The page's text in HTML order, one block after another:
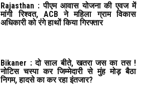
Rajasthan : पीएम आवास योजना की एवज में
मांगी रिश्वत, ACB ने महिला ग्राम विकास
अधिकारी को रंगे हाथों किया गिरफ्तार
Bikaner : दो साल बीते, खतरा जस का तस !
नोटिस चस्पा कर जिम्मेदारी से मुंह मोड़ बैठा
निगम, हादसे का कर रहा इंतजार?